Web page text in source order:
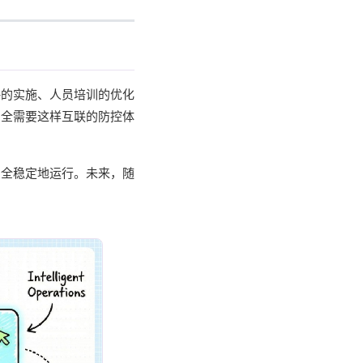
实施、人员培训的优化
需要这样互联的防控体
稳定地运行。未来，随